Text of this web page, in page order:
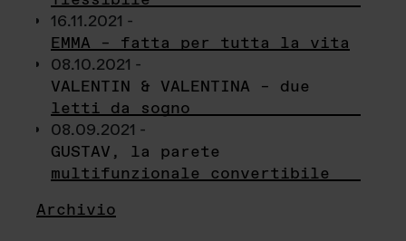
16.11.2021 -
EMMA – fatta per tutta la vita
08.10.2021 -
VALENTIN & VALENTINA – due
letti da sogno
08.09.2021 -
GUSTAV, la parete
multifunzionale convertibile
Archivio